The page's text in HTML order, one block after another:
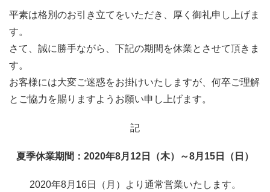
平素は格別のお引き立てをいただき、厚く御礼申し上げま
す。
さて、誠に勝手ながら、下記の期間を休業とさせて頂きま
す。
お客様には大変ご迷惑をお掛けいたしますが、何卒ご理解
とご協力を賜りますようお願い申し上げます。
記
夏季休業期間：2020年8月12日（木）～8月15日（日）
2020年8月16日（月）より通常営業いたします。